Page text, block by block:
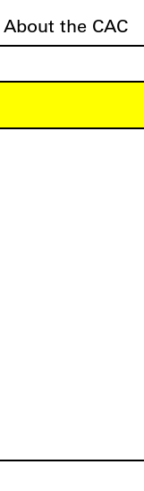
About the CAC